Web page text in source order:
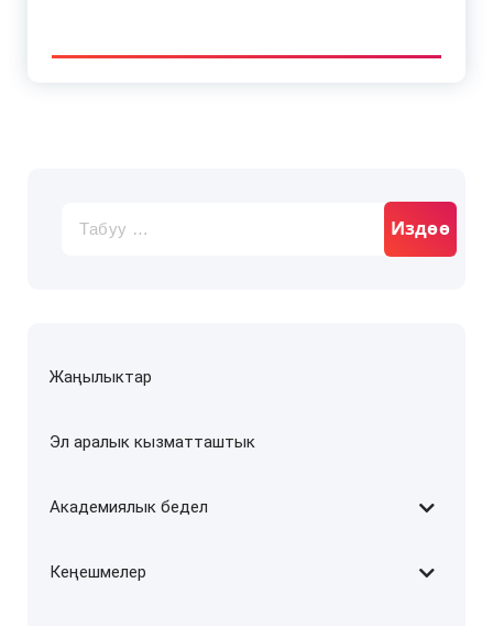
Жаңылыктар
Эл аралык кызматташтык
Академиялык бедел
Кеңешмелер